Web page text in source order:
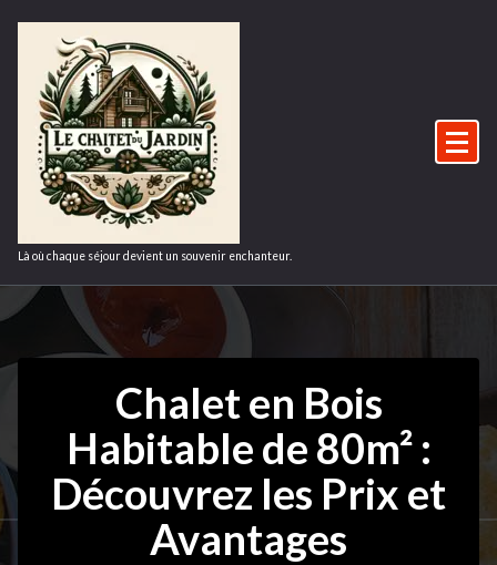
contenu
Là où chaque séjour devient un souvenir enchanteur.
Chalet en Bois
Habitable de 80m² :
Découvrez les Prix et
Avantages
2025